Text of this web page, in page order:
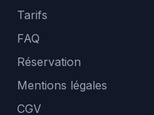
Tarifs
FAQ
Réservation
Mentions légales
CGV